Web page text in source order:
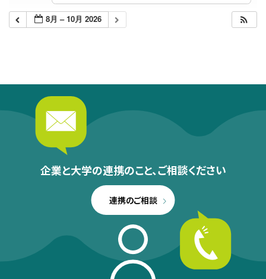
8月 – 10月 2026
企業と大学の連携のこと、ご相談ください
連携のご相談